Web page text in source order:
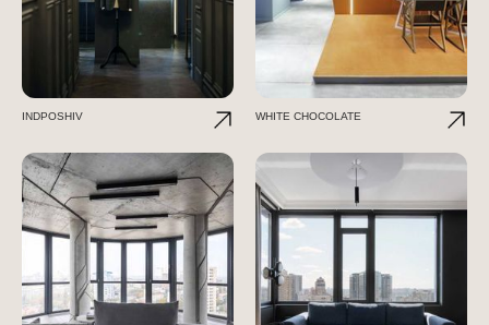
INDPOSHIV WHITE CHOCOLATE